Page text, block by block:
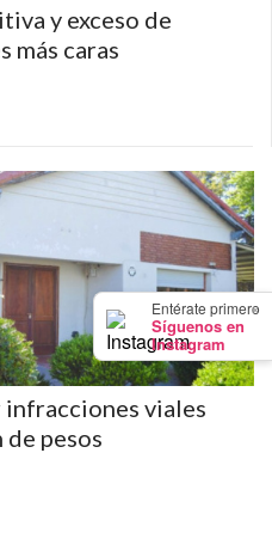
×
Entérate primero
Síguenos en
Instagram
y exceso de
más caras
infracciones viales
pesos